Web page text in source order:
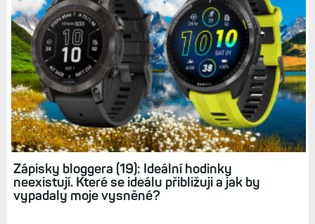
Přežil jsem svou smrt: Operace hrudníku,
protéza ascendentní aorty a doživotní omezení